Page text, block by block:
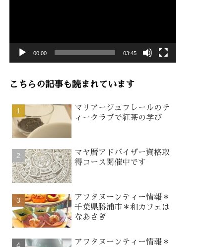
00:00 03:45
こちらの記事も読まれています
マリアージュフレールのテ
ィークラブで紅茶の学び
マヤ暦アドバイザー資格取
得コース開催中です
アフタヌーンティー情報＊
千葉県勝浦市＊和カフェは
なあさぎ
アフタヌーンティー情報＊